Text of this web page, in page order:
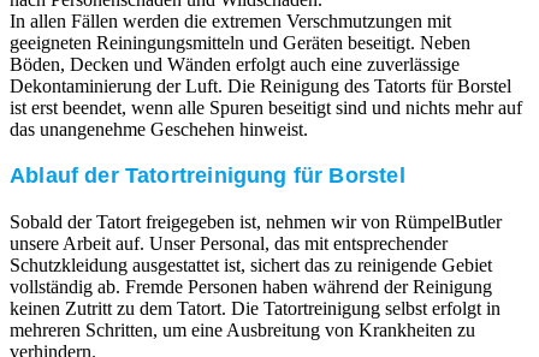
In allen Fällen werden die extremen Verschmutzungen mit
geeigneten Reiningungsmitteln und Geräten beseitigt. Neben
Böden, Decken und Wänden erfolgt auch eine zuverlässige
Dekontaminierung der Luft. Die Reinigung des Tatorts für Borstel
ist erst beendet, wenn alle Spuren beseitigt sind und nichts mehr auf
das unangenehme Geschehen hinweist.
Ablauf der Tatortreinigung für Borstel
Sobald der Tatort freigegeben ist, nehmen wir von RümpelButler
unsere Arbeit auf. Unser Personal, das mit entsprechender
Schutzkleidung ausgestattet ist, sichert das zu reinigende Gebiet
vollständig ab. Fremde Personen haben während der Reinigung
keinen Zutritt zu dem Tatort. Die Tatortreinigung selbst erfolgt in
mehreren Schritten, um eine Ausbreitung von Krankheiten zu
verhindern.